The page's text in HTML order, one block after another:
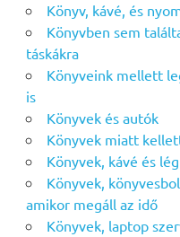
Könyv, kávé, és
Könyvben sem
táskákra
Könyveink mellett
is
Könyvek és autók
Könyvek miatt
Könyvek, kávé és
Könyvek,
amikor megáll az idő
Könyvek, laptop